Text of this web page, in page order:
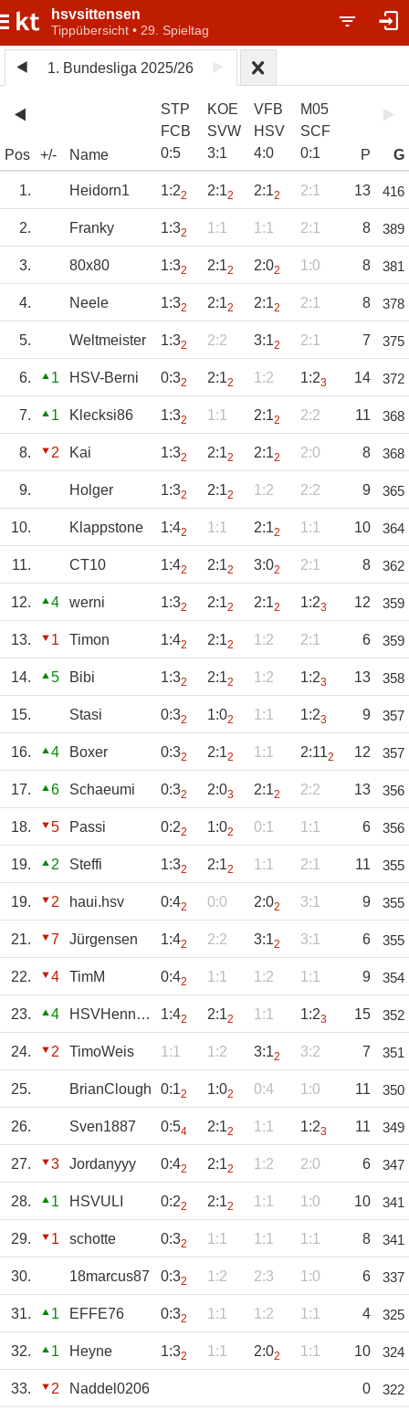
hsvsittensen
Tippübersicht • 29. Spieltag
1. Bundesliga 2025/26
Pos +/- Name
STP
FCB
0:5
KOE
SVW
3:1
VFB
HSV
4:0
M05
SCF
0:1 P G
1. Heidorn1 1:22 2:12 2:12 2:1 13 416
2. Franky 1:32 1:1 1:1 2:1 8 389
3. 80x80 1:32 2:12 2:02 1:0 8 381
4. Neele 1:32 2:12 2:12 2:1 8 378
5. Weltmeister 1:32 2:2 3:12 2:1 7 375
6. 1 HSV-Berni 0:32 2:12 1:2 1:23 14 372
7. 1 Klecksi86 1:32 1:1 2:12 2:2 11 368
8. 2 Kai 1:32 2:12 2:12 2:0 8 368
9. Holger 1:32 2:12 1:2 2:2 9 365
10. Klappstone 1:42 1:1 2:12 1:1 10 364
11. CT10 1:42 2:12 3:02 2:1 8 362
12. 4 werni 1:32 2:12 2:12 1:23 12 359
13. 1 Timon 1:42 2:12 1:2 2:1 6 359
14. 5 Bibi 1:32 2:12 1:2 1:23 13 358
15. Stasi 0:32 1:02 1:1 1:23 9 357
16. 4 Boxer 0:32 2:12 1:1 2:112 12 357
17. 6 Schaeumi 0:32 2:03 2:12 2:2 13 356
18. 5 Passi 0:22 1:02 0:1 1:1 6 356
19. 2 Steffi 1:32 2:12 1:1 2:1 11 355
19. 2 haui.hsv 0:42 0:0 2:02 3:1 9 355
21. 7 Jürgensen 1:42 2:2 3:12 3:1 6 355
22. 4 TimM 0:42 1:1 1:2 1:1 9 354
23. 4 HSVHenning 1:42 2:12 1:1 1:23 15 352
24. 2 TimoWeis 1:1 1:2 3:12 3:2 7 351
25. BrianClough 0:12 1:02 0:4 1:0 11 350
26. Sven1887 0:54 2:12 1:1 1:23 11 349
27. 3 Jordanyyy 0:42 2:12 1:2 2:0 6 347
28. 1 HSVULI 0:22 2:12 1:1 1:0 10 341
29. 1 schotte 0:32 1:1 1:1 1:1 8 341
30. 18marcus87 0:32 1:2 2:3 1:0 6 337
31. 1 EFFE76 0:32 1:1 1:2 1:1 4 325
32. 1 Heyne 1:32 1:1 2:02 1:1 10 324
33. 2 Naddel0206 0 322